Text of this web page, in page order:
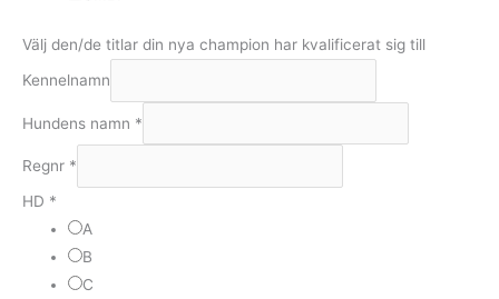
Välj den/de titlar din nya champion har kvalificerat sig till
Kennelnamn
Hundens namn *
Regnr *
HD *
A
B
C